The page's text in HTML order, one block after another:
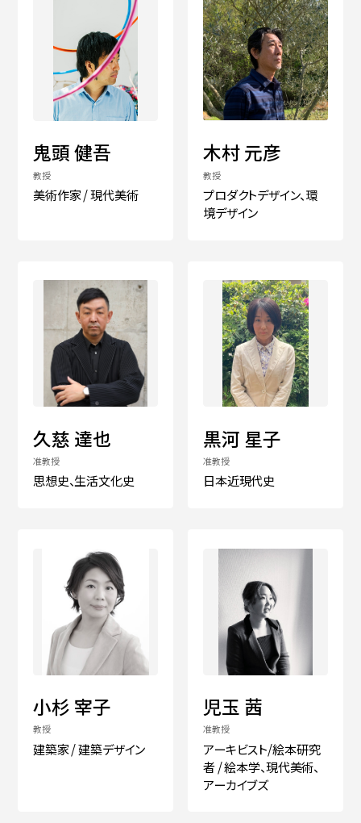
鬼頭 健吾
教授
美術作家 / 現代美術
木村 元彦
教授
プロダクトデザイン、環
境デザイン
久慈 達也
准教授
思想史、生活文化史
黒河 星子
准教授
日本近現代史
小杉 宰子
教授
建築家 / 建築デザイン
児玉 茜
准教授
アーキビスト/絵本研究
者 / 絵本学、現代美術、
アーカイブズ